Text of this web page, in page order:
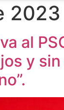
2023
al
y